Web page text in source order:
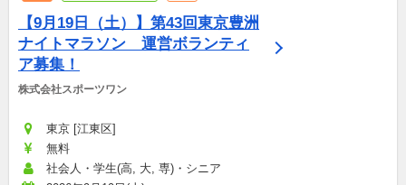
【9月19日（土）】第43回東京豊洲
ナイトマラソン　運営ボランティ
ア募集！
株式会社スポーツワン
東京 [江東区]
無料
社会人・学生(高, 大, 専)・シニア